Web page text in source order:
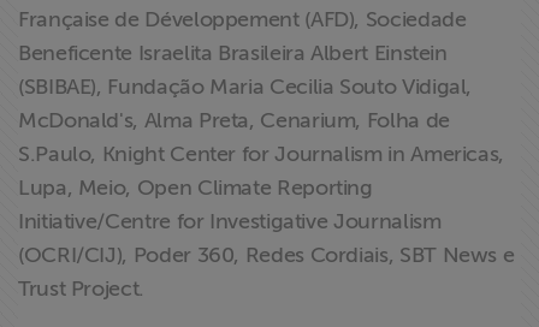
Française de Développement (AFD), Sociedade
Beneficente Israelita Brasileira Albert Einstein
(SBIBAE), Fundação Maria Cecilia Souto Vidigal,
McDonald's, Alma Preta, Cenarium, Folha de
S.Paulo, Knight Center for Journalism in Americas,
Lupa, Meio, Open Climate Reporting
Initiative/Centre for Investigative Journalism
(OCRI/CIJ), Poder 360, Redes Cordiais, SBT News e
Trust Project.